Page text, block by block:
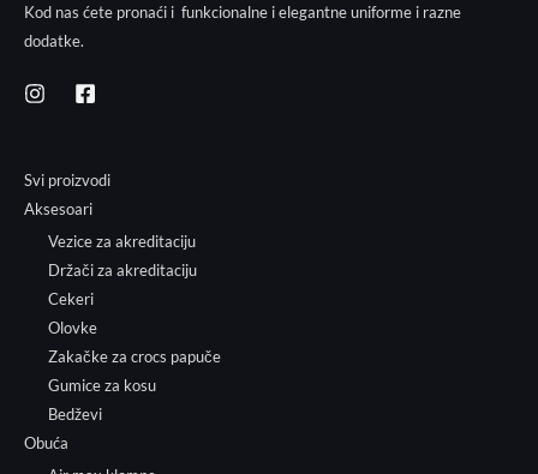
Kod nas ćete pronaći i funkcionalne i elegantne uniforme i razne
dodatke.
Svi proizvodi
Aksesoari
Vezice za akreditaciju
Držači za akreditaciju
Cekeri
Olovke
Zakačke za crocs papuče
Gumice za kosu
Bedževi
Obuća